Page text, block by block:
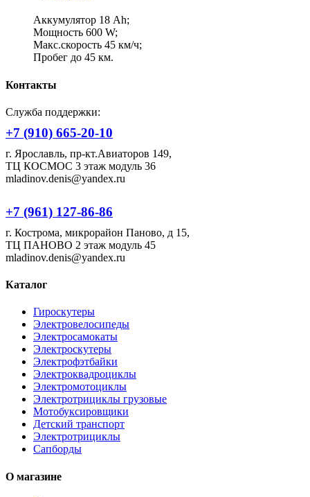
Аккумулятор 18 Ah;
Мощность 600 W;
Макс.скорость 45 км/ч;
Пробег до 45 км.
Контакты
Служба поддержки:
+7 (910) 665-20-10
г. Ярославль, пр-кт.Авиаторов 149,
ТЦ КОСМОС 3 этаж модуль 36
mladinov.denis@yandex.ru
+7 (961) 127-86-86
г. Кострома, микрорайон Паново, д 15,
ТЦ ПАНОВО 2 этаж модуль 45
mladinov.denis@yandex.ru
Каталог
Гироскутеры
Электровелосипеды
Электросамокаты
Электроскутеры
Электрофэтбайки
Электроквадроциклы
Электромотоциклы
Электротрициклы грузовые
Мотобуксировщики
Детский транспорт
Электротрициклы
Сапборды
О магазине